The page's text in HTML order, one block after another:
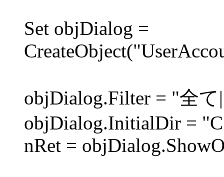
Set objDialog =
objDialog.Filter = "全
objDialog.InitialDir =
nRet =